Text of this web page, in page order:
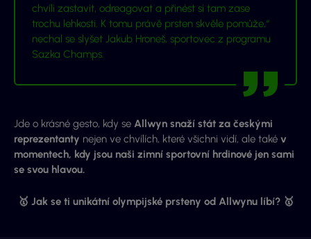
chvíli zastavit, odreagovat a přinést si tam zase
trochu lehkosti. K tomu právě prsten skvěle pomůže,“
nechal se slyšet Jakub Hroneš, sportovec z programu
Sazka Champs.
Jde o krásné gesto, kdy se Allwyn snaží stát za českými
reprezentanty nejen ve chvílích, které všichni vidí, ale také v
momentech, kdy jsou naši zimní sportovní hrdinové jen sami
se svou hlavou.
🥇 Jak se ti unikátní olympijské prsteny od Allwynu líbí? 🥇